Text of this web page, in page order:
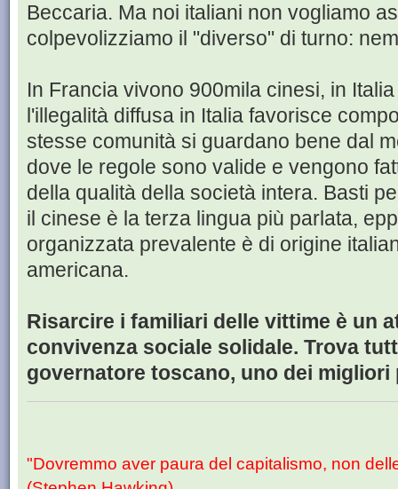
Beccaria. Ma noi italiani non vogliamo
colpevolizziamo il "diverso" di turno:
In Francia vivono 900mila cinesi, in
l'illegalità diffusa in Italia favorisce
stesse comunità si guardano bene dal
dove le regole sono valide e vengono
della qualità della società intera. Basti
il cinese è la terza lingua più parlata,
organizzata prevalente è di origine
americana.
Risarcire i familiari delle vittime è un
convivenza sociale solidale. Trova
governatore toscano, uno dei
"Dovremmo aver paura del capitalismo, non